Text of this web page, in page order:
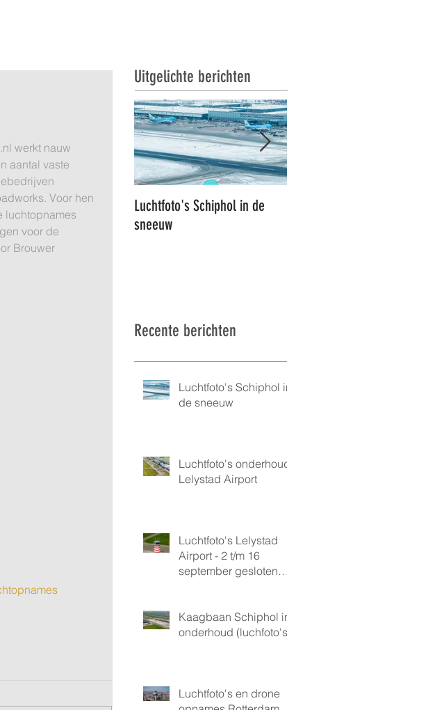
werkt nauw
aantal vaste
Voor hen
luchtopnames
voor de
Brouwer
Uitgelichte berichten
Luchtfoto's Schiphol in de
sneeuw
Recente berichten
Luchtfoto's Schiphol in
de sneeuw
Luchtfoto's onderhoud
Lelystad Airport
Luchtfoto's Lelystad
Airport - 2 t/m 16
september gesloten
Kaagbaan Schiphol in
onderhoud (luchfoto's)
Luchtfoto's en drone